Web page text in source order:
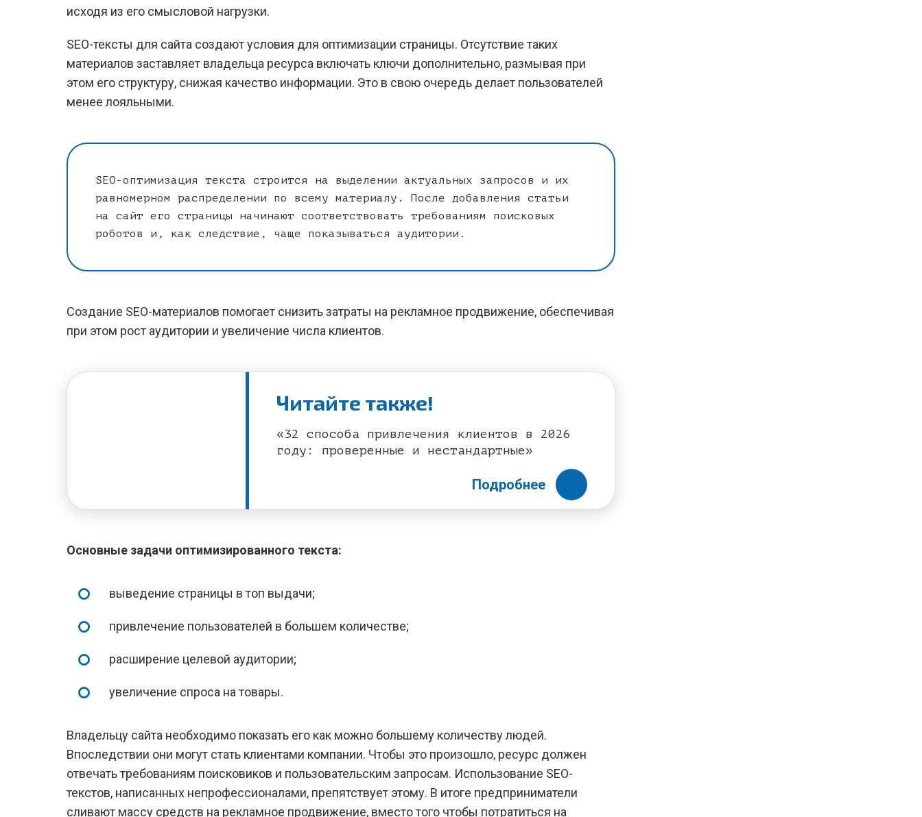
исходя из его смысловой нагрузки.
SEO-тексты для сайта создают условия для оптимизации страницы. Отсутствие таких
материалов заставляет владельца ресурса включать ключи дополнительно, размывая при
этом его структуру, снижая качество информации. Это в свою очередь делает пользователей
менее лояльными.
SEO-оптимизация текста строится на выделении актуальных запросов и их
равномерном распределении по всему материалу. После добавления статьи
на сайт его страницы начинают соответствовать требованиям поисковых
роботов и, как следствие, чаще показываться аудитории.
Создание SEO-материалов помогает снизить затраты на рекламное продвижение, обеспечивая
при этом рост аудитории и увеличение числа клиентов.
Читайте также!
«32 способа привлечения клиентов в 2026
году: проверенные и нестандартные»
Подробнее
Основные задачи оптимизированного текста:
выведение страницы в топ выдачи;
привлечение пользователей в большем количестве;
расширение целевой аудитории;
увеличение спроса на товары.
Владельцу сайта необходимо показать его как можно большему количеству людей.
Впоследствии они могут стать клиентами компании. Чтобы это произошло, ресурс должен
отвечать требованиям поисковиков и пользовательским запросам. Использование SEO-
текстов, написанных непрофессионалами, препятствует этому. В итоге предприниматели
сливают массу средств на рекламное продвижение, вместо того чтобы потратиться на